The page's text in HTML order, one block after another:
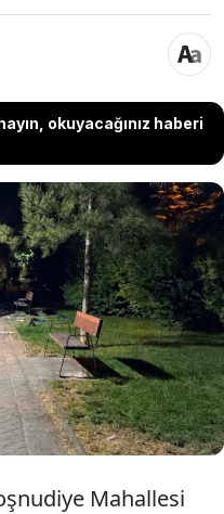
okuyacağınız haberi
ilçesinde iddiaya
alkol alan arkadaşlar
kavgada 3 kişi
Mahallesi